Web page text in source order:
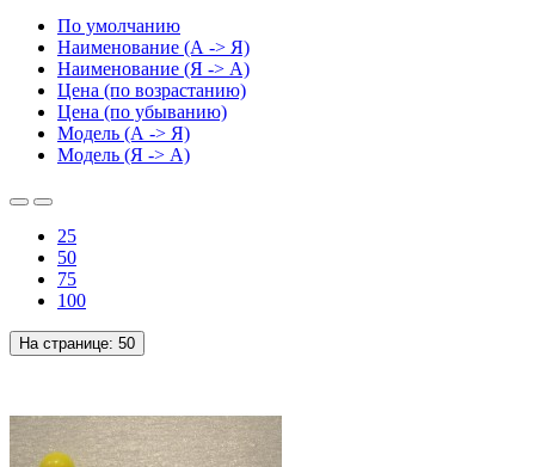
По умолчанию
Наименование (А -> Я)
Наименование (Я -> А)
Цена (по возрастанию)
Цена (по убыванию)
Модель (А -> Я)
Модель (Я -> А)
25
50
75
100
На странице: 50